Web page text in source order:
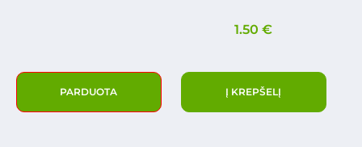
PARDUOTA
1.50€
Į KREPŠELĮ